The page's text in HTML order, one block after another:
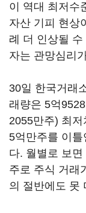
이 역대 최저수
자산 기피 현상
례 더 인상될
자는 관망심리
30일 한국거래
래량은 5억
2055만주) 최저
5억만주를 이틀
다. 월별로 보
주로 주식 거래
의 절반에도 못